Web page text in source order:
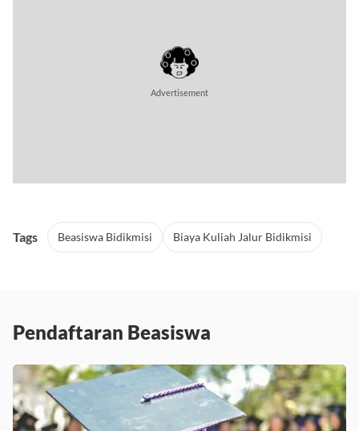
Advertisement
Tags Beasiswa Bidikmisi Biaya Kuliah Jalur Bidikmisi
Pendaftaran Beasiswa